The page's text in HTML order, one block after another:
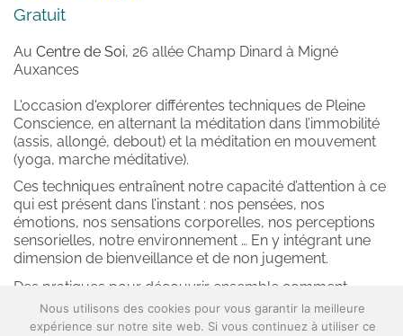
Gratuit
Au Centre de Soi, 26 allée Champ Dinard à Migné
Auxances
L'occasion d'explorer différentes techniques de Pleine
Conscience, en alternant la méditation dans l’immobilité
(assis, allongé, debout) et la méditation en mouvement
(yoga, marche méditative).
Ces techniques entraînent notre capacité d’attention à ce
qui est présent dans l’instant : nos pensées, nos
émotions, nos sensations corporelles, nos perceptions
sensorielles, notre environnement … En y intégrant une
dimension de bienveillance et de non jugement.
Des pratiques pour découvrir ensemble comment
réguler le stress, apaiser les émotions, favoriser notre
attention et améliorer nos communications au quotidien.
Nous utilisons des cookies pour vous garantir la meilleure
expérience sur notre site web. Si vous continuez à utiliser ce